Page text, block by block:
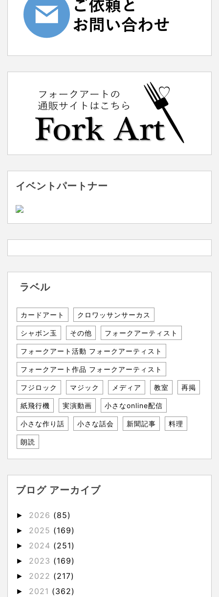
イベントパートナー
ラベル
カードアート クロワッサンサーカス
シャボン玉 その他 フォークアーティスト
フォークアート活動 フォークアーティスト
フォークアート作品 フォークアーティスト
フジロック マジック メディア 教室 再掲
紙飛行機 実演動画 小さなonline配信
小さな作り話 小さな話会 新聞記事 料理
朗読
ブログ アーカイブ
► 2026 (85)
► 2025 (169)
► 2024 (251)
► 2023 (169)
► 2022 (217)
► 2021 (362)